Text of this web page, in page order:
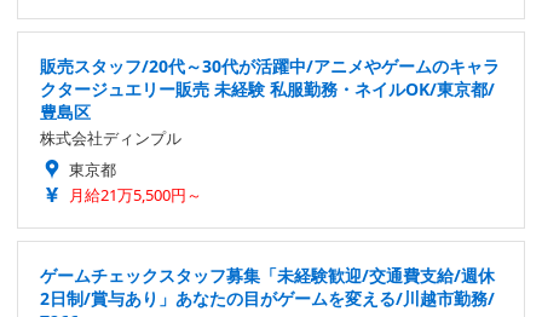
販売スタッフ/20代～30代が活躍中/アニメやゲームのキャラ
クタージュエリー販売 未経験 私服勤務・ネイルOK/東京都/
豊島区
株式会社ディンプル
東京都
月給21万5,500円～
ゲームチェックスタッフ募集「未経験歓迎/交通費支給/週休
2日制/賞与あり」あなたの目がゲームを変える/川越市勤務/